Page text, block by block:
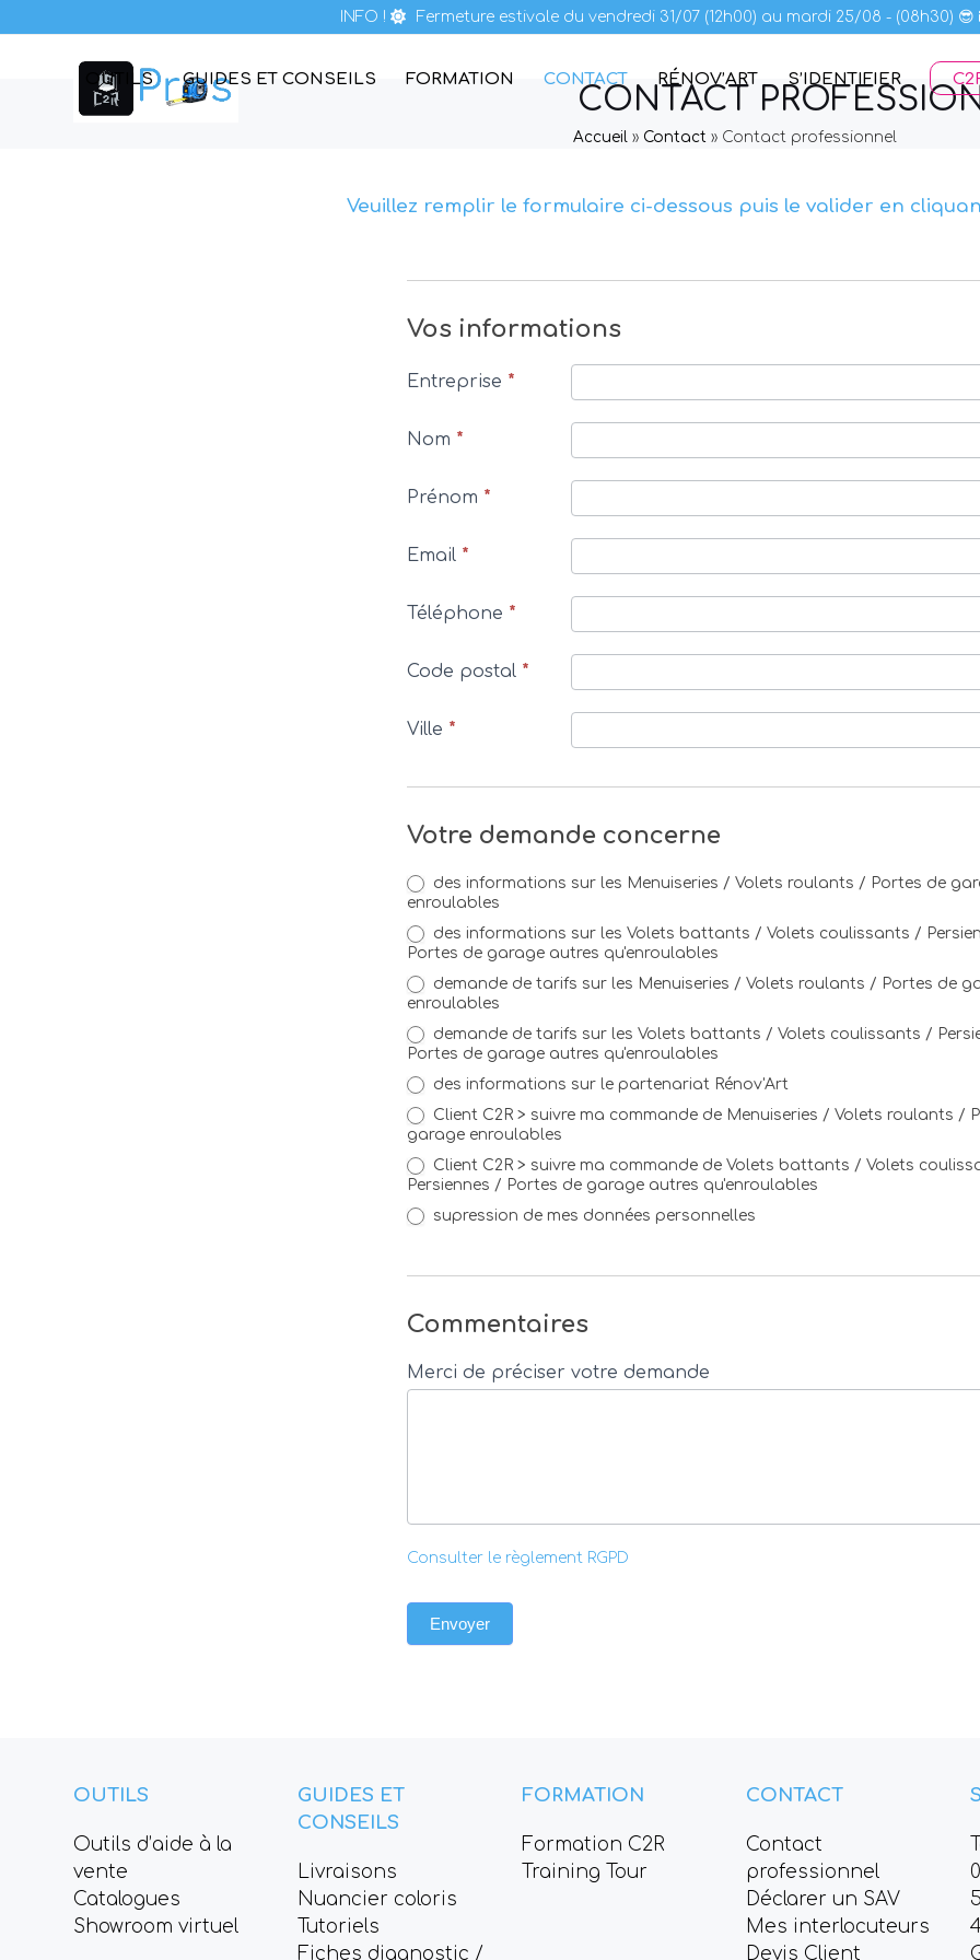
to
INFO ! Fermeture estivale du vendredi 31/07 (12h00) au mardi 25/08 - (08h30) 😎
OUTILS GUIDES ET CONSEILS FORMATION CONTACT RÉNOV’ART S’IDENTIFIER
CONTACT
Accueil » Contact » Contact professionnel
Veuillez remplir le formulaire ci-dessous puis le valider en
Contactez
Vos informations
Entreprise *
Nom *
Prénom *
Email *
Téléphone *
Code postal *
Ville *
Votre demande concerne
des informations sur les Menuiseries / Volets roulants / Portes de
enroulables
des informations sur les Volets battants / Volets coulissants /
Portes de garage autres qu'enroulables
demande de tarifs sur les Menuiseries / Volets roulants / Portes de
enroulables
demande de tarifs sur les Volets battants / Volets coulissants /
Portes de garage autres qu'enroulables
des informations sur le partenariat Rénov'Art
Client C2R > suivre ma commande de Menuiseries / Volets roulants /
garage enroulables
Client C2R > suivre ma commande de Volets battants / Volets
Persiennes / Portes de garage autres qu'enroulables
supression de mes données personnelles
Commentaires
Merci de préciser votre demande
Consulter le règlement RGPD
Envoyer
OUTILS
Outils d’aide à la
vente
Catalogues
Showroom virtuel
GUIDES ET
CONSEILS
Livraisons
Nuancier coloris
Tutoriels
Fiches diagnostic /
FORMATION
Formation C2R
Training Tour
CONTACT
Contact
professionnel
Déclarer un SAV
Mes interlocuteurs
Devis Client